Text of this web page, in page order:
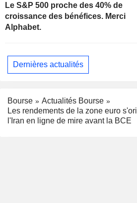
Le S&P 500 proche des 40% de
croissance des bénéfices. Merci
Alphabet.
Dernières actualités
Bourse
Actualités Bourse
Les rendements de la zone euro
l'Iran en ligne de mire avant la BCE